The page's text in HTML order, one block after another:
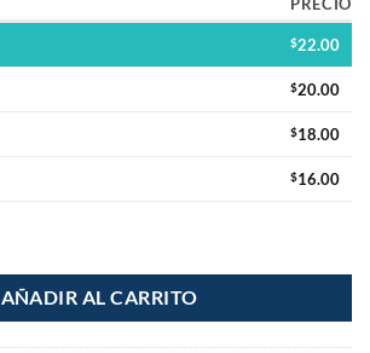
$22.00
$20.00
$18.00
$16.00
AÑADIR AL CARRITO